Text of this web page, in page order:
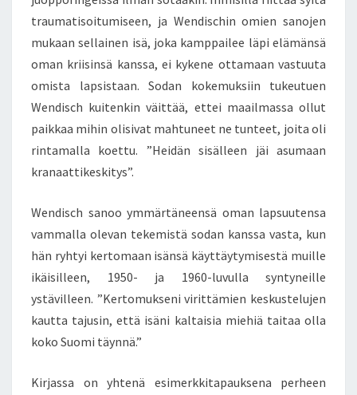
traumatisoitumiseen, ja Wendischin omien sanojen
mukaan sellainen isä, joka kamppailee läpi elämänsä
oman kriisinsä kanssa, ei kykene ottamaan vastuuta
omista lapsistaan. Sodan kokemuksiin tukeutuen
Wendisch kuitenkin väittää, ettei maailmassa ollut
paikkaa mihin olisivat mahtuneet ne tunteet, joita oli
rintamalla koettu. ”Heidän sisälleen jäi asumaan
kranaattikeskitys”.
Wendisch sanoo ymmärtäneensä oman lapsuutensa
vammalla olevan tekemistä sodan kanssa vasta, kun
hän ryhtyi kertomaan isänsä käyttäytymisestä muille
ikäisilleen, 1950- ja 1960-luvulla syntyneille
ystävilleen. ”Kertomukseni virittämien keskustelujen
kautta tajusin, että isäni kaltaisia miehiä taitaa olla
koko Suomi täynnä.”
Kirjassa on yhtenä esimerkkitapauksena perheen